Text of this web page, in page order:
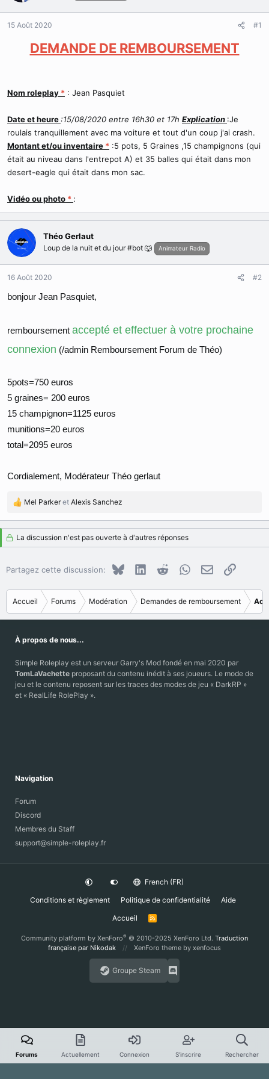
d
c
s
s
o
n
15 Août 2020 #1
DEMANDE DE REMBOURSEMENT
Nom roleplay * : Jean Pasquiet
Date et heure:15/08/2020 entre 16h30 et 17h Explication :Je
roulais tranquillement avec ma voiture et tout d'un coup j'ai crash.
Montant et/ou inventaire * :5 pots, 5 Graines ,15 champignons (qui
était au niveau dans l'entrepot A) et 35 balles qui était dans mon
desert-eagle qui était dans mon sac.
Vidéo ou photo * :
Théo Gerlaut
Loup de la nuit et du jour #bot 🐺 Animateur Radio
16 Août 2020 #2
bonjour Jean Pasquiet,
remboursement accepté et effectuer à votre prochaine
connexion (/admin Remboursement Forum de Théo)
5pots=750 euros
5 graines= 200 euros
15 champignon=1125 euros
munitions=20 euros
total=2095 euros
Cordialement, Modérateur Théo gerlaut
R
a
c
t
o
s
:
Mel Parkeret Alexis Sanchez
La discussion n'est pas ouverte à d'autres réponses
Partagez cette discussion: Bluesky LinkedInRedditWhatsApp
E-mailCopier
Accueil Forums Modération Demandes de remboursement
À propos de nous...
Simple Roleplay est un serveur Garry's Mod fondé en mai 2020 par
TomLaVachette proposant du contenu inédit à ses joueurs. Le mode de
jeu et le contenu reposent sur les traces des modes de jeu « DarkRP »
et « RealLife RolePlay ».
Navigation
Forum
Discord
Membres du Staff
support@simple-roleplay.fr
French (FR)
Conditions et règlement
Politique de confidentialité
Aide
Accueil
R
Community platform by XenForo® © 2010-2025 XenForo Ltd. Traduction
française par Nikodak
XenForo theme by xenfocus
Groupe Steam
Forums Actuellement Connexion S'inscrire Rechercher